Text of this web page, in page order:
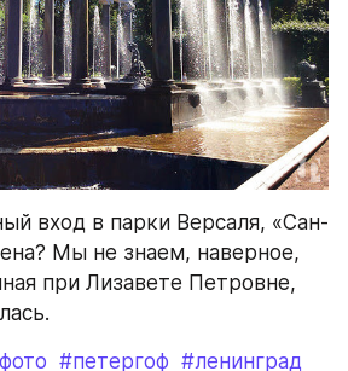
вход в парки Версаля, «Сан-
Мы не знаем, наверное,
при Лизавете Петровне,
#петергоф #ленинград